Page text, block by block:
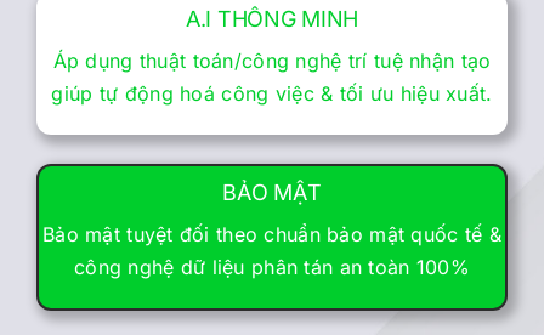
A.I THÔNG MINH
Áp dụng thuật toán/công nghệ trí tuệ nhận tạo
giúp tự động hoá công việc & tối ưu hiệu xuất.
BẢO MẬT
Bảo mật tuyệt đối theo chuẩn bảo mật quốc tế &
công nghệ dữ liệu phân tán an toàn 100%